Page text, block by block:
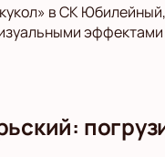
в СК
эффектами